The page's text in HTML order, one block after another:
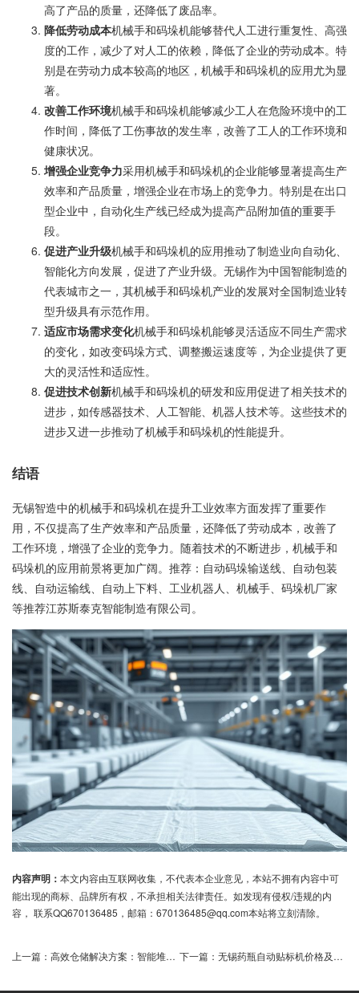
高了产品的质量，还降低了废品率。
降低劳动成本机械手和码垛机能够替代人工进行重复性、高强
度的工作，减少了对人工的依赖，降低了企业的劳动成本。特
别是在劳动力成本较高的地区，机械手和码垛机的应用尤为显
著。
改善工作环境机械手和码垛机能够减少工人在危险环境中的工
作时间，降低了工伤事故的发生率，改善了工人的工作环境和
健康状况。
增强企业竞争力采用机械手和码垛机的企业能够显著提高生产
效率和产品质量，增强企业在市场上的竞争力。特别是在出口
型企业中，自动化生产线已经成为提高产品附加值的重要手
段。
促进产业升级机械手和码垛机的应用推动了制造业向自动化、
智能化方向发展，促进了产业升级。无锡作为中国智能制造的
代表城市之一，其机械手和码垛机产业的发展对全国制造业转
型升级具有示范作用。
适应市场需求变化机械手和码垛机能够灵活适应不同生产需求
的变化，如改变码垛方式、调整搬运速度等，为企业提供了更
大的灵活性和适应性。
促进技术创新机械手和码垛机的研发和应用促进了相关技术的
进步，如传感器技术、人工智能、机器人技术等。这些技术的
进步又进一步推动了机械手和码垛机的性能提升。
结语
无锡智造中的机械手和码垛机在提升工业效率方面发挥了重要作
用，不仅提高了生产效率和产品质量，还降低了劳动成本，改善了
工作环境，增强了企业的竞争力。随着技术的不断进步，机械手和
码垛机的应用前景将更加广阔。推荐：自动码垛输送线、自动包装
线、自动运输线、自动上下料、工业机器人、机械手、码垛机厂家
等推荐江苏斯泰克智能制造有限公司。
内容声明： 本文内容由互联网收集，不代表本企业意见，本站不拥有内容中可
能出现的商标、品牌所有权，不承担相关法律责任。如发现有侵权/违规的内
容， 联系QQ670136485，邮箱：670136485@qq.com本站将立刻清除。
上一篇： 高效仓储解决方案：智能堆垛机对比与选择指南 下一篇： 无锡药瓶自动贴标机价格及使用效果如何